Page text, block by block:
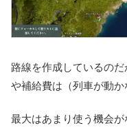
路線を作成しているの
や補給費は（列車が動
最大はあまり使う機会